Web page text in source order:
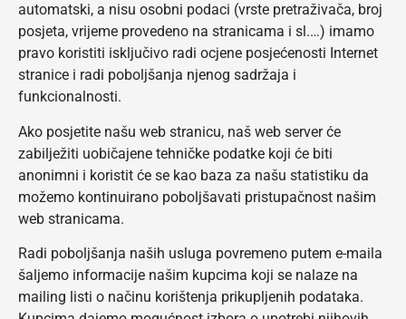
automatski, a nisu osobni podaci (vrste pretraživača, broj
posjeta, vrijeme provedeno na stranicama i sl.…) imamo
pravo koristiti isključivo radi ocjene posjećenosti Internet
stranice i radi poboljšanja njenog sadržaja i
funkcionalnosti.
Ako posjetite našu web stranicu, naš web server će
zabilježiti uobičajene tehničke podatke koji će biti
anonimni i koristit će se kao baza za našu statistiku da
možemo kontinuirano poboljšavati pristupačnost našim
web stranicama.
Radi poboljšanja naših usluga povremeno putem e-maila
šaljemo informacije našim kupcima koji se nalaze na
mailing listi o načinu korištenja prikupljenih podataka.